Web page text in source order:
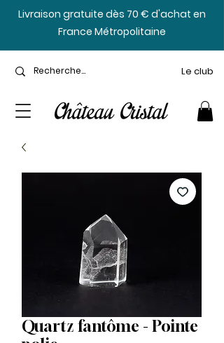
​Livraison gratuite dès 70 € d'achat en
France Métropolitaine
Le club
Quartz fantôme - Pointe